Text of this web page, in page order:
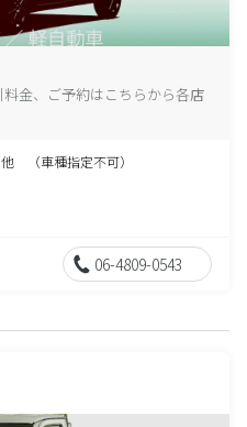
金、ご予約はこちらから各店
（車種指定不可）
06-4809-0543